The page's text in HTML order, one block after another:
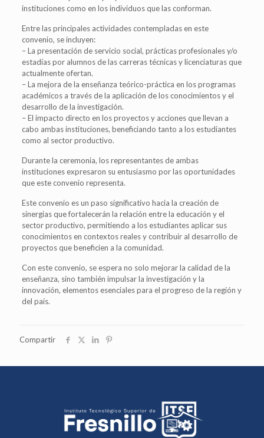
instituciones como en los individuos que las conforman.
Entre las principales actividades contempladas en este
convenio, se incluyen:
– La presentación de servicio social, prácticas profesionales y/o
estadías por alumnos de las carreras técnicas y licenciaturas que
actualmente ofertan.
– La mejora de la enseñanza teórico-práctica en los programas
académicos a través de la aplicación de los conocimientos y el
desarrollo de la investigación.
– El impacto directo en los proyectos y acciones que llevan a
cabo ambas instituciones, beneficiando tanto a los estudiantes
como al sector productivo.
Durante la ceremonia, los representantes de ambas
instituciones expresaron su entusiasmo por las oportunidades
que este convenio representa.
Este convenio es un paso significativo hacia la creación de
sinergias que fortalecerán la relación entre la educación y el
sector productivo, permitiendo a los estudiantes aplicar sus
conocimientos en contextos reales y contribuir al desarrollo de
proyectos que beneficien a la comunidad.
Con este convenio, se espera no solo mejorar la calidad de la
enseñanza, sino también impulsar la investigación y la
innovación, elementos esenciales para el progreso de la región y
del país.
Compartir